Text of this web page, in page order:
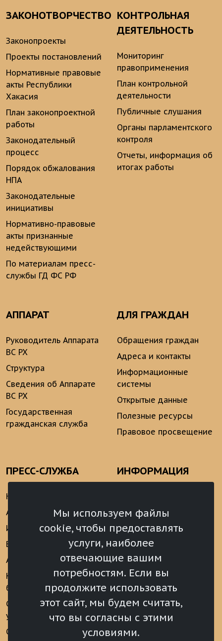
Мы используем файлы
cookie, чтобы предоставлять
услуги, наиболее
отвечающие вашим
потребностям. Если вы
продолжите использовать
этот сайт, мы будем считать,
что вы согласны с этими
условиями.
ЗАКОНОТВОРЧЕСТВО
Законопроекты
Проекты постановлений
Нормативные правовые
акты Республики
Хакасия
План законопроектной
работы
Законодательный
процесс
Порядок обжалования
НПА
Законодательные
инициативы
Нормативно-правовые
акты признанные
недействующими
По материалам пресс-
службы ГД ФС РФ
КОНТРОЛЬНАЯ
ДЕЯТЕЛЬНОСТЬ
Мониторинг
правоприменения
План контрольной
деятельности
Публичные слушания
Органы парламентского
контроля
Отчеты, информация об
итогах работы
АППАРАТ
Руководитель Аппарата
ВС РХ
Структура
Сведения об Аппарате
ВС РХ
Государственная
гражданская служба
ДЛЯ ГРАЖДАН
Обращения граждан
Адреса и контакты
Информационные
системы
Открытые данные
Полезные ресурсы
Правовое просвещение
ПРЕСС-СЛУЖБА
Новости
Анонсы
Интервью
Видеоматериалы
Аккредитация
Конкурс «Хрустальный
барс»
Сведения о СМИ
учрежденных ВС РХ
Опросы и голосования
ИНФОРМАЦИЯ
аналитические
материалы
Реализация Послания
Президента РФ
Федеральному
Собранию РФ
Местное
самоуправление
Финансы
Награды